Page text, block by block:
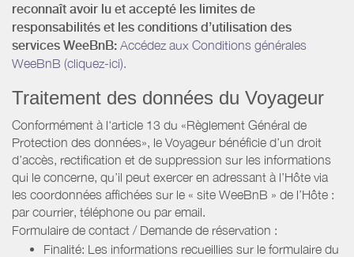
reconnaît avoir lu et accepté les limites de
responsabilités et les conditions d’utilisation des
services WeeBnB: Accédez aux Conditions générales
WeeBnB (cliquez-ici).
Traitement des données du Voyageur
Conformément à l'article 13 du «Règlement Général de
Protection des données», le Voyageur bénéficie d’un droit
d’accès, rectification et de suppression sur les informations
qui le concerne, qu’il peut exercer en adressant à l’Hôte via
les coordonnées affichées sur le « site WeeBnB » de l’Hôte :
par courrier, téléphone ou par email.
Formulaire de contact / Demande de réservation :
Finalité: Les informations recueillies sur le formulaire du